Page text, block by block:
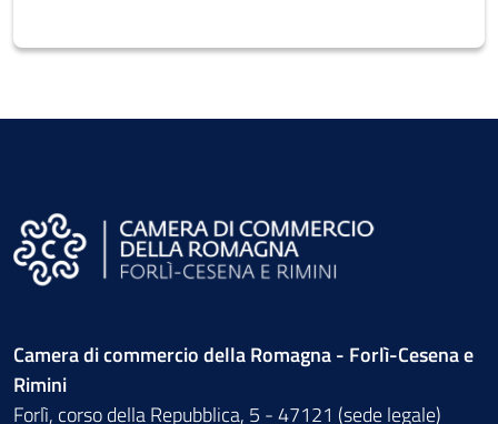
Camera di commercio della Romagna - Forlì-Cesena e
Rimini
Forlì, corso della Repubblica, 5 - 47121 (sede legale)